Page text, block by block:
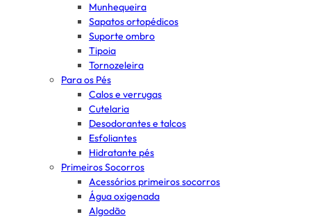
Munhequeira
Sapatos ortopédicos
Suporte ombro
Tipoia
Tornozeleira
Para os Pés
Calos e verrugas
Cutelaria
Desodorantes e talcos
Esfoliantes
Hidratante pés
Primeiros Socorros
Acessórios primeiros socorros
Água oxigenada
Algodão